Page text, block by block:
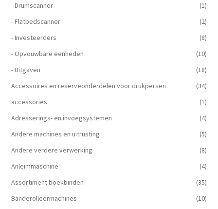
- Drumscanner
(1)
- Flatbedscanner
(2)
- Investeerders
(8)
- Opvouwbare eenheden
(10)
- Uitgaven
(18)
Accessoires en reserveonderdelen voor drukpersen
(34)
accessories
(1)
Adresserings- en invoegsystemen
(4)
Andere machines en uitrusting
(5)
Andere verdere verwerking
(8)
Anleimmaschine
(4)
Assortiment boekbinden
(35)
Banderolleermachines
(10)